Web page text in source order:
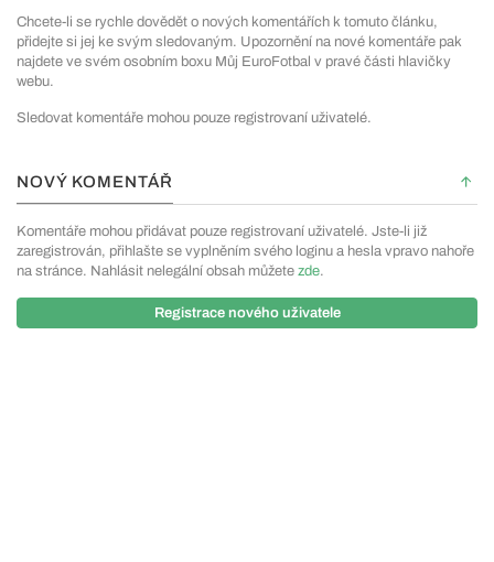
Chcete-li se rychle dovědět o nových komentářích k tomuto článku,
přidejte si jej ke svým sledovaným. Upozornění na nové komentáře pak
najdete ve svém osobním boxu Můj EuroFotbal v pravé části hlavičky
webu.
Sledovat komentáře mohou pouze registrovaní uživatelé.
NOVÝ KOMENTÁŘ
Komentáře mohou přidávat pouze registrovaní uživatelé. Jste-li již
zaregistrován, přihlašte se vyplněním svého loginu a hesla vpravo nahoře
na stránce. Nahlásit nelegální obsah můžete zde.
Registrace nového uživatele